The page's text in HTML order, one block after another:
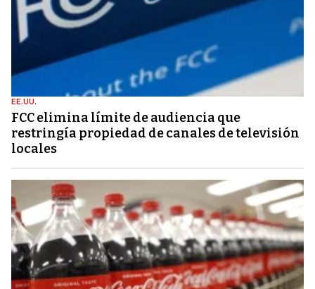
EE.UU.
FCC elimina límite de audiencia que
restringía propiedad de canales de televisión
locales